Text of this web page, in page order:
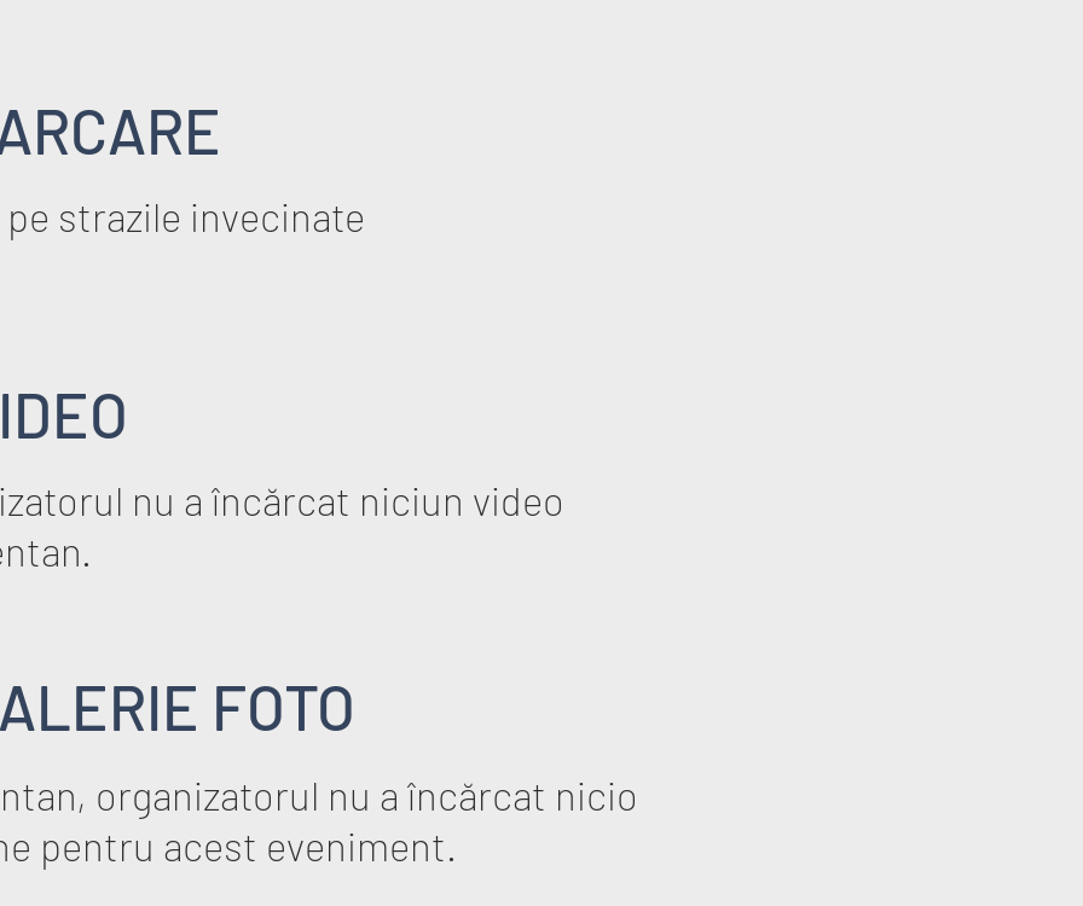
strazile invecinate
nu a încărcat niciun video
FOTO
organizatorul nu a încărcat nicio
pentru acest eveniment.